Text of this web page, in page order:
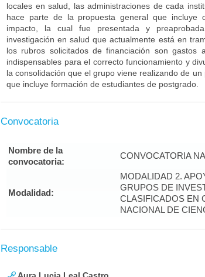
locales en salud, las administraciones de cada
hace parte de la propuesta general que incluye
impacto, la cual fue presentada y
investigación en salud que actualmente está en
los rubros solicitados de financiación son
indispensables para el correcto funcionamiento y
la consolidación que el grupo viene realizando de
que incluye formación de estudiantes de postgrado.
Convocatoria
Nombre de la
convocatoria:
CONVOCATORIA
Modalidad:
MODALIDAD 2.
GRUPOS DE
CLASIFICADOS EN
NACIONAL DE
Responsable